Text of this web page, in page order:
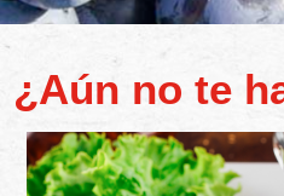
¿Aún no te